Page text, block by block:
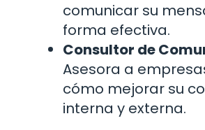
comunicar su
forma efectiva.
Consultor de
Asesora a
cómo mejorar su
interna y externa.